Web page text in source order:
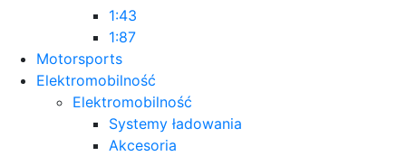
1:43
1:87
Motorsports
Elektromobilność
Elektromobilność
Systemy ładowania
Akcesoria